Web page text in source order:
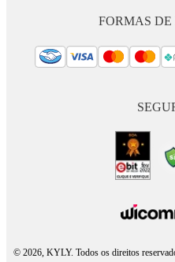
FORMAS
© 2026, KYLY. Todos os direitos